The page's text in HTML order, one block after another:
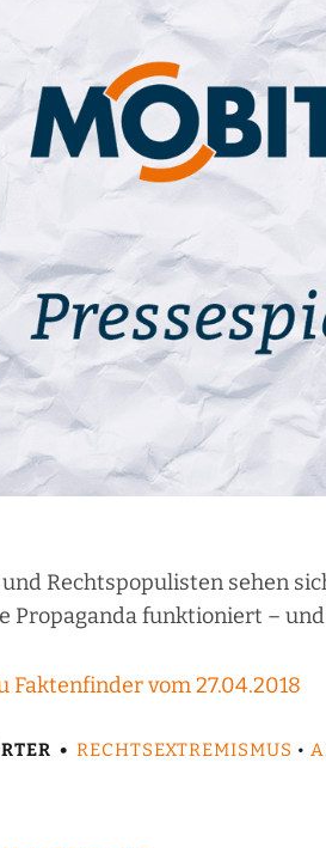
Rechtspopulisten sehen
Propaganda funktioniert –
Faktenfinder vom 27.04.2018
RECHTSEXTREMISMUS •